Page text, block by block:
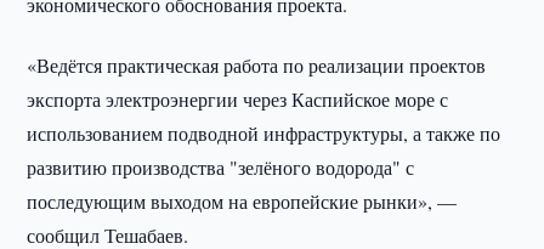
«Ведётся практическая работа по реализации проектов
экспорта электроэнергии через Каспийское море с
использованием подводной инфраструктуры, а также по
развитию производства "зелёного водорода" с
последующим выходом на европейские рынки», —
сообщил Тешабаев.